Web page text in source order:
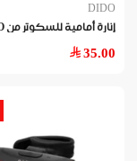
DIDO
إنارة أمامية للسكوتر من DIDO
35.00